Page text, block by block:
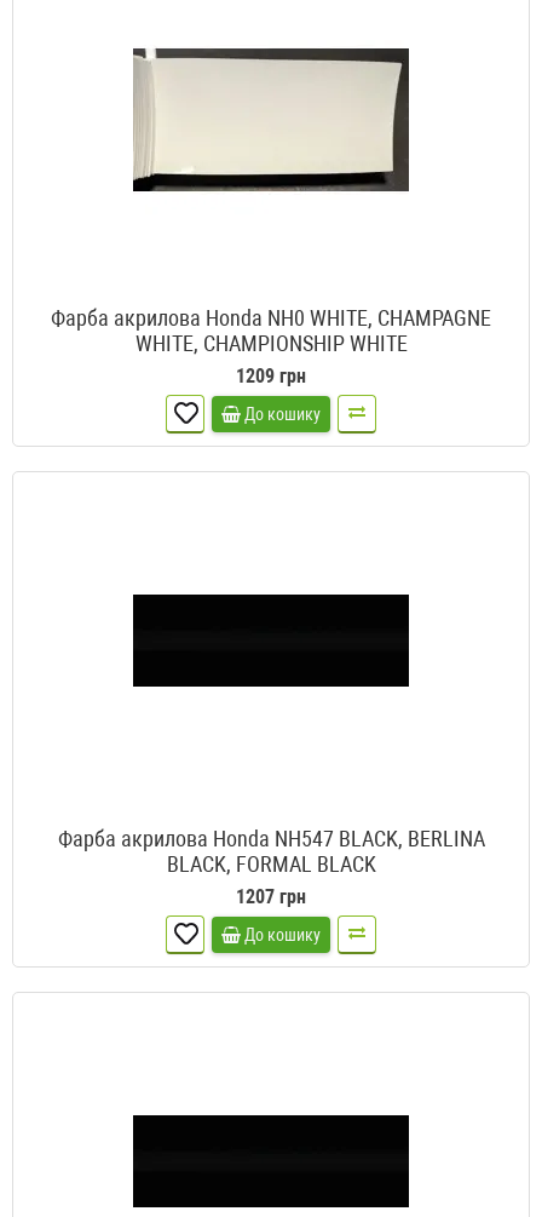
Фарба акрилова Honda NH0 WHITE, CHAMPAGNE
WHITE, CHAMPIONSHIP WHITE
1209 грн
До кошику
Фарба акрилова Honda NH547 BLACK, BERLINA
BLACK, FORMAL BLACK
1207 грн
До кошику